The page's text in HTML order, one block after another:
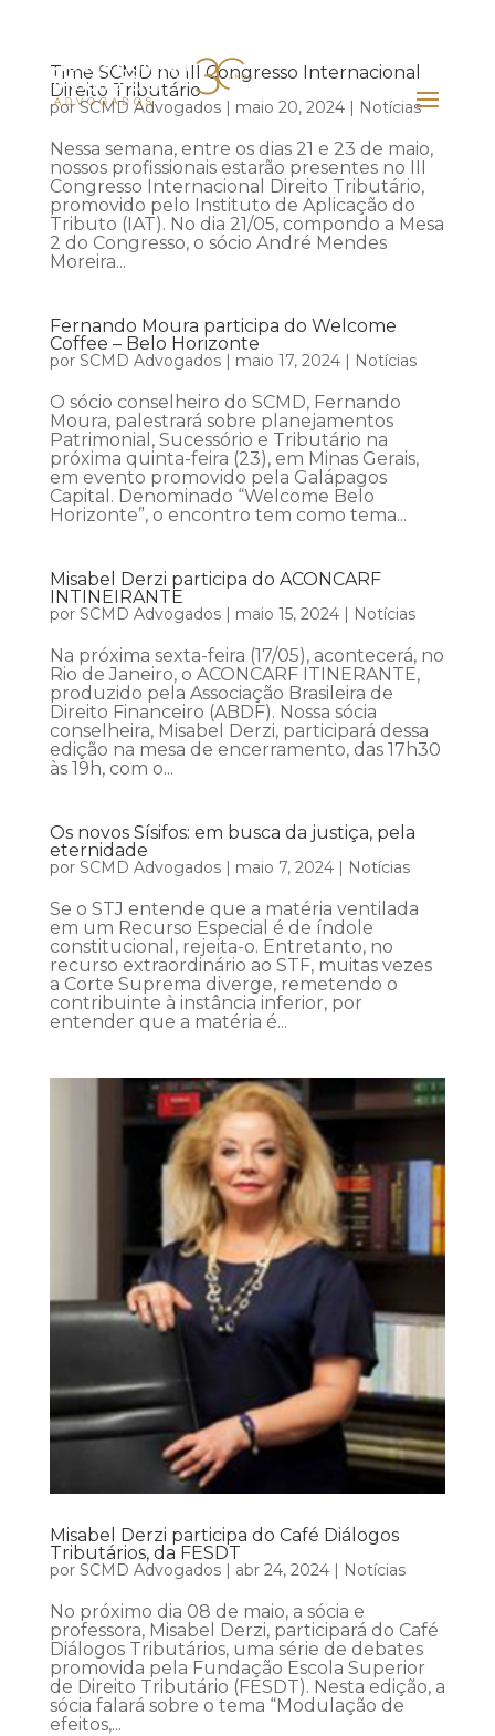
Time SCMD no III Congresso Internacional
Direito Tributário
porSCMD Advogados| maio 20, 2024| Notícias
Nessa semana, entre os dias 21 e 23 de maio,
nossos profissionais estarão presentes no III
Congresso Internacional Direito Tributário,
promovido pelo Instituto de Aplicação do
Tributo (IAT). No dia 21/05, compondo a Mesa
2 do Congresso, o sócio André Mendes
Moreira...
Fernando Moura participa do Welcome
Coffee – Belo Horizonte
por SCMD Advogados| maio 17, 2024| Notícias
O sócio conselheiro do SCMD, Fernando
Moura, palestrará sobre planejamentos
Patrimonial, Sucessório e Tributário na
próxima quinta-feira (23), em Minas Gerais,
em evento promovido pela Galápagos
Capital. Denominado “Welcome Belo
Horizonte”, o encontro tem como tema...
Misabel Derzi participa do ACONCARF
INTINEIRANTE
por SCMD Advogados| maio 15, 2024| Notícias
Na próxima sexta-feira (17/05), acontecerá, no
Rio de Janeiro, o ACONCARF ITINERANTE,
produzido pela Associação Brasileira de
Direito Financeiro (ABDF). Nossa sócia
conselheira, Misabel Derzi, participará dessa
edição na mesa de encerramento, das 17h30
às 19h, com o...
Os novos Sísifos: em busca da justiça, pela
eternidade
por SCMD Advogados| maio 7, 2024| Notícias
Se o STJ entende que a matéria ventilada
em um Recurso Especial é de índole
constitucional, rejeita-o. Entretanto, no
recurso extraordinário ao STF, muitas vezes
a Corte Suprema diverge, remetendo o
contribuinte à instância inferior, por
entender que a matéria é...
Misabel Derzi participa do Café Diálogos
Tributários, da FESDT
por SCMD Advogados| abr 24, 2024| Notícias
No próximo dia 08 de maio, a sócia e
professora, Misabel Derzi, participará do Café
Diálogos Tributários, uma série de debates
promovida pela Fundação Escola Superior
de Direito Tributário (FESDT). Nesta edição, a
sócia falará sobre o tema “Modulação de
efeitos,...